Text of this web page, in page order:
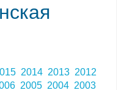
2014 2013 2012
2005 2004 2003